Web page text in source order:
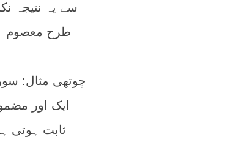
سے یہ نتیجہ
طرح معصوم
ایک اور
ثابت ہوتی